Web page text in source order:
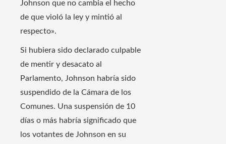
Johnson que no cambia el hecho
de que violó la ley y mintió al
respecto».
Si hubiera sido declarado culpable
de mentir y desacato al
Parlamento, Johnson habría sido
suspendido de la Cámara de los
Comunes. Una suspensión de 10
días o más habría significado que
los votantes de Johnson en su